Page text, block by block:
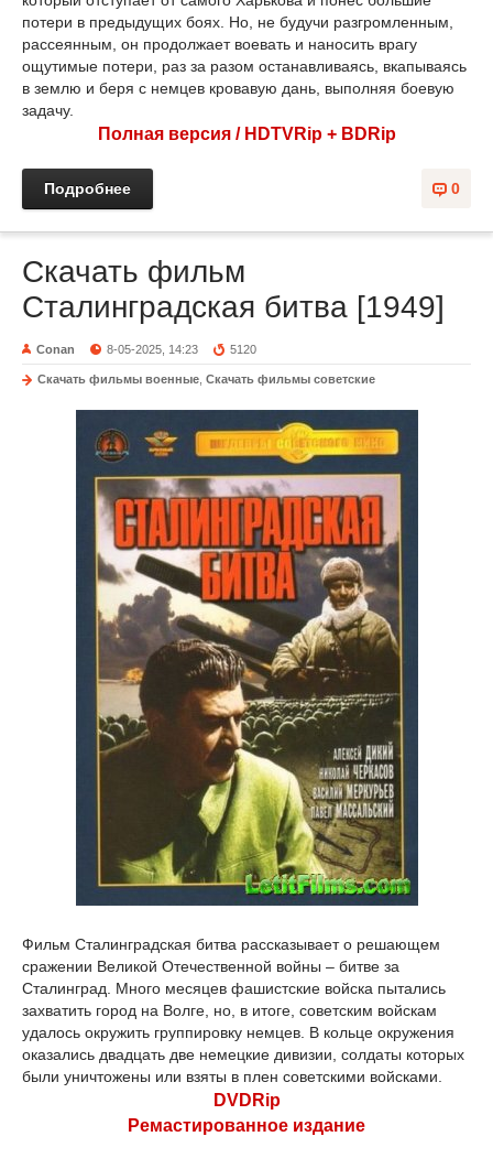
потери в предыдущих боях. Но, не будучи разгромленным,
рассеянным, он продолжает воевать и наносить врагу
ощутимые потери, раз за разом останавливаясь, вкапываясь
в землю и беря с немцев кровавую дань, выполняя боевую
задачу.
Полная версия / HDTVRip + BDRip
0
Подробнее
Скачать фильм
Сталинградская битва [1949]
Conan 8-05-2025, 14:23 5120
Скачать фильмы военные Скачать фильмы советские
Фильм Сталинградская битва рассказывает о решающем
сражении Великой Отечественной войны – битве за
Сталинград. Много месяцев фашистские войска пытались
захватить город на Волге, но, в итоге, советским войскам
удалось окружить группировку немцев. В кольце окружения
оказались двадцать две немецкие дивизии, солдаты которых
были уничтожены или взяты в плен советскими войсками.
DVDRip
Ремастированное издание